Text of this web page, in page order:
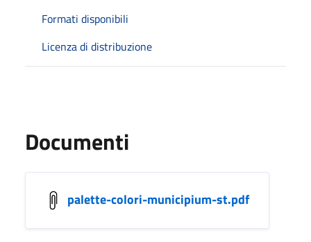
Formati disponibili
Licenza di distribuzione
Documenti
palette-colori-municipium-st.pdf